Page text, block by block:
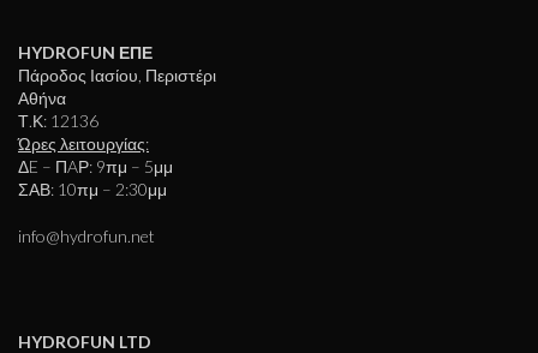
HYDROFUN ΕΠΕ
Πάροδος Ιασίου, Περιστέρι
Αθήνα
Τ.Κ: 12136
Ώρες λειτουργίας:
ΔE – ΠAΡ: 9πμ – 5μμ
ΣΑΒ: 10πμ – 2:30μμ
info@hydrofun.net
HYDROFUN LTD